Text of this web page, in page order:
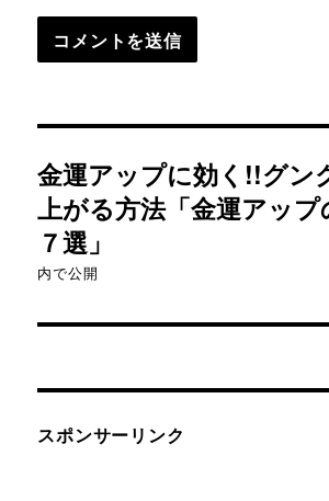
稿
ナ
ビ
ゲ
ー
シ
金運アップに効く!!グン
上がる方法「金運アッ
７選」
内で公開
スポンサーリンク